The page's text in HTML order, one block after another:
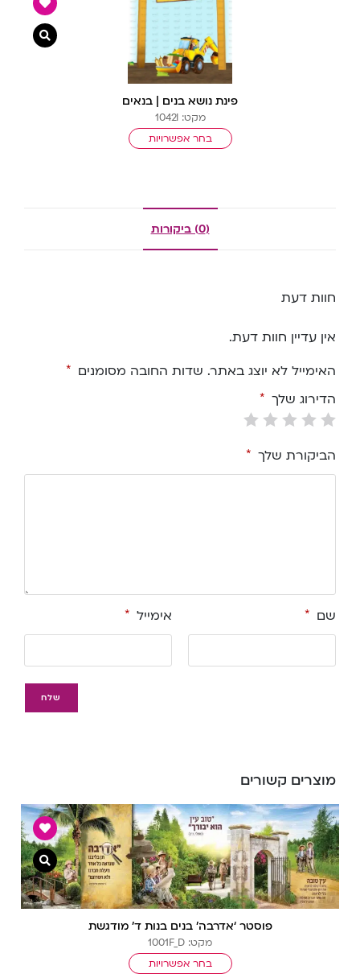
פינת נושא בנים | בנאים
מקט: 1042I
בחר אפשרויות
צפייה
(0) ביקורות
חוות דעת
אין עדיין חוות דעת.
האימייל לא יוצג באתר. שדות החובה מסומנים *
הדירוג שלך *
הביקורת שלך *
שם * אימייל *
מוצרים קשורים
פוסטר ‘אדרבה’ בנים בנות ד’ מודגשת
מקט: 1001F_D
בחר אפשרויות
צפייה